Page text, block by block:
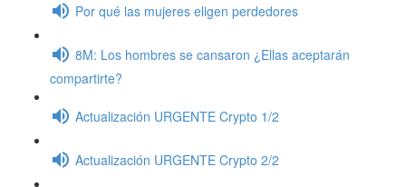
Por qué las mujeres eligen perdedores
8M: Los hombres se cansaron ¿Ellas aceptarán
compartirte?
Actualización URGENTE Crypto 1/2
Actualización URGENTE Crypto 2/2